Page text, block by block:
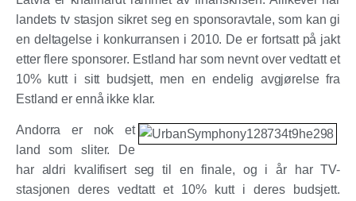
landets tv stasjon sikret seg en sponsoravtale, som kan gi
en deltagelse i konkurransen i 2010. De er fortsatt på jakt
etter flere sponsorer. Estland har som nevnt over vedtatt et
10% kutt i sitt budsjett, men en endelig avgjørelse fra
Estland er ennå ikke klar.
Andorra er nok et
land som sliter. De
har aldri kvalifisert seg til en finale, og i år har TV-
stasjonen deres vedtatt et 10% kutt i deres budsjett.